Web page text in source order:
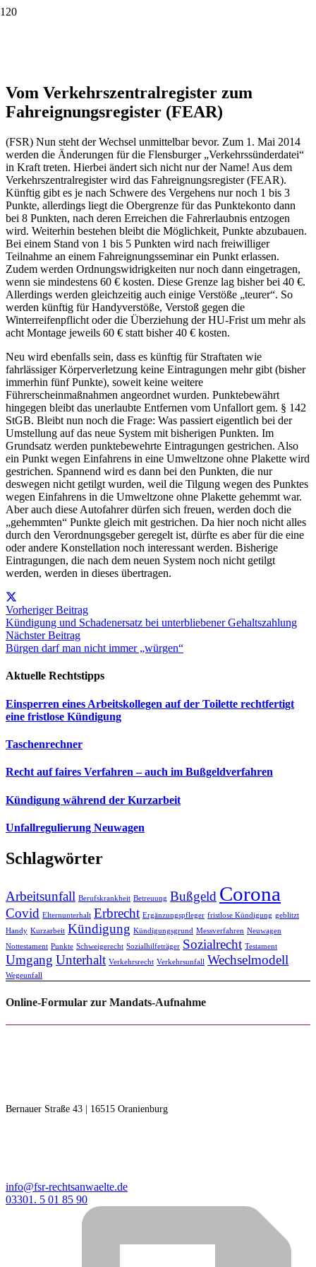
Vom Verkehrszentralregister zum
Fahreignungsregister (FEAR)
(FSR) Nun steht der Wechsel unmittelbar bevor. Zum 1. Mai 2014
werden die Änderungen für die Flensburger „Verkehrssünderdatei“
in Kraft treten. Hierbei ändert sich nicht nur der Name! Aus dem
Verkehrszentralregister wird das Fahreignungsregister (FEAR).
Künftig gibt es je nach Schwere des Vergehens nur noch 1 bis 3
Punkte, allerdings liegt die Obergrenze für das Punktekonto dann
bei 8 Punkten, nach deren Erreichen die Fahrerlaubnis entzogen
wird. Weiterhin bestehen bleibt die Möglichkeit, Punkte abzubauen.
Bei einem Stand von 1 bis 5 Punkten wird nach freiwilliger
Teilnahme an einem Fahreignungsseminar ein Punkt erlassen.
Zudem werden Ordnungswidrigkeiten nur noch dann eingetragen,
wenn sie mindestens 60 € kosten. Diese Grenze lag bisher bei 40 €.
Allerdings werden gleichzeitig auch einige Verstöße „teurer“. So
werden künftig für Handyverstöße, Verstoß gegen die
Winterreifenpflicht oder die Überziehung der HU-Frist um mehr als
acht Montage jeweils 60 € statt bisher 40 € kosten.
Neu wird ebenfalls sein, dass es künftig für Straftaten wie
fahrlässiger Körperverletzung keine Eintragungen mehr gibt (bisher
immerhin fünf Punkte), soweit keine weitere
Führerscheinmaßnahmen angeordnet wurden. Punktebewährt
hingegen bleibt das unerlaubte Entfernen vom Unfallort gem. § 142
StGB. Bleibt nun noch die Frage: Was passiert eigentlich bei der
Umstellung auf das neue System mit bisherigen Punkten. Im
Grundsatz werden punktebewehrte Eintragungen gestrichen. Also
ein Punkt wegen Einfahrens in eine Umweltzone ohne Plakette wird
gestrichen. Spannend wird es dann bei den Punkten, die nur
deswegen nicht getilgt wurden, weil die Tilgung wegen des Punktes
wegen Einfahrens in die Umweltzone ohne Plakette gehemmt war.
Aber auch diese Autofahrer dürfen sich freuen, werden doch die
„gehemmten“ Punkte gleich mit gestrichen. Da hier noch nicht alles
durch den Verordnungsgeber geregelt ist, dürfte es aber für die eine
oder andere Konstellation noch interessant werden. Bisherige
Eintragungen, die nach dem neuen System noch nicht getilgt
werden, werden in dieses übertragen.
Vorheriger Beitrag
Kündigung und Schadenersatz bei unterbliebener Gehaltszahlung
Nächster Beitrag
Bürgen darf man nicht immer „würgen“
Aktuelle Rechtstipps
Einsperren eines Arbeitskollegen auf der Toilette rechtfertigt
eine fristlose Kündigung
Taschenrechner
Recht auf faires Verfahren – auch im Bußgeldverfahren
Kündigung während der Kurzarbeit
Unfallregulierung Neuwagen
Schlagwörter
Arbeitsunfall Berufskrankheit Betreuung Bußgeld Corona
Covid Elternunterhalt Erbrecht Ergänzungspfleger fristlose Kündigung geblitzt
Handy Kurzarbeit Kündigung Kündigungsgrund Messverfahren Neuwagen
Nottestament Punkte Schweigerecht Sozialhilfeträger Sozialrecht Testament
Umgang Unterhalt Verkehrsrecht Verkehrsunfall Wechselmodell
Wegeunfall
Online-Formular zur Mandats-Aufnahme
Bernauer Straße 43 | 16515 Oranienburg
info@fsr-rechtsanwaelte.de
03301. 5 01 85 90